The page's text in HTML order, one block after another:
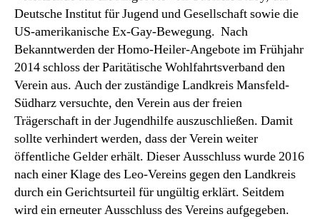
Deutsche Institut für Jugend und Gesellschaft sowie die
US-amerikanische Ex-Gay-Bewegung. Nach
Bekanntwerden der Homo-Heiler-Angebote im Frühjahr
2014 schloss der Paritätische Wohlfahrtsverband den
Verein aus. Auch der zuständige Landkreis Mansfeld-
Südharz versuchte, den Verein aus der freien
Trägerschaft in der Jugendhilfe auszuschließen. Damit
sollte verhindert werden, dass der Verein weiter
öffentliche Gelder erhält. Dieser Ausschluss wurde 2016
nach einer Klage des Leo-Vereins gegen den Landkreis
durch ein Gerichtsurteil für ungültig erklärt. Seitdem
wird ein erneuter Ausschluss des Vereins aufgegeben.